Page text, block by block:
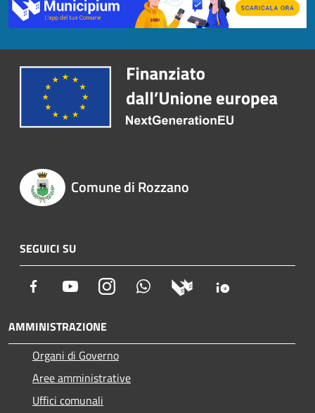
Comune di Rozzano
SEGUICI SU
Facebook YoutubeInstagram Whatsapp
AMMINISTRAZIONE
Organi di Governo
Aree amministrative
Uffici comunali